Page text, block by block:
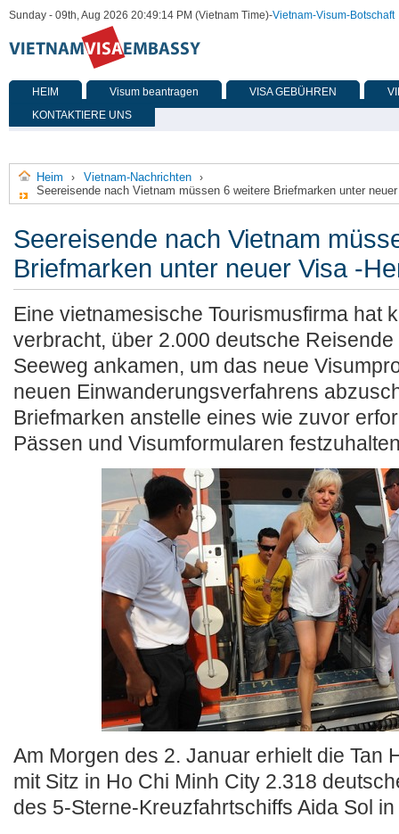
Sunday - 09th, Aug 2026 20:49:14 PM (Vietnam Time)-Vietnam-Visum-Botschaft
HEIM Visum beantragen VISA GEBÜHREN
KONTAKTIERE UNS
Heim › Vietnam-Nachrichten ›
Seereisende nach Vietnam müssen 6 weitere Briefmarken unter
Seereisende nach Vietnam
Briefmarken unter neuer Visa -
Eine vietnamesische Tourismusfirma hat
verbracht, über 2.000 deutsche
Seeweg ankamen, um das neue
neuen Einwanderungsverfahrens
Briefmarken anstelle eines wie zuvor
Pässen und Visumformularen
Am Morgen des 2. Januar erhielt die Tan
mit Sitz in Ho Chi Minh City 2.318
des 5-Sterne-Kreuzfahrtschiffs Aida Sol